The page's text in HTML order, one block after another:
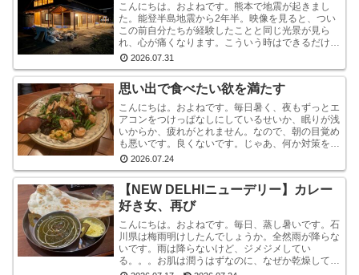
こんにちは。およねです。熊本で地震が起きまし
た。能登半島地震から2年半。映像を見ると、つい
この前自分たちが経験したことと同じ光景が見ら
れ、心が痛くなります。こういう時はできるだけ情
報から離れたほうがいいと言いますが・・・気にな
ります。気にな...
2026.07.31
思い出で食べたい欲を満たす
こんにちは。およねです。毎日暑く、夜もずっとエ
アコンをつけっぱなしにしているせいか、眠りが浅
いからか、疲れがとれません。なので、朝の目覚め
も悪いです。良くないです。じゃあ、何か対策をし
ているかと言われれば、何もしていません。いや、
ストレッチ...
2026.07.24
【NEW DELHIニューデリー】カレー
好き女、再び
こんにちは。およねです。毎日、蒸し暑いです。石
川県は梅雨明けしたんでしょうか。全然雨が降らな
いです。雨は降らないけど、ジメジメしてい
る。。。お肌は潤うはずなのに、なぜか乾燥してい